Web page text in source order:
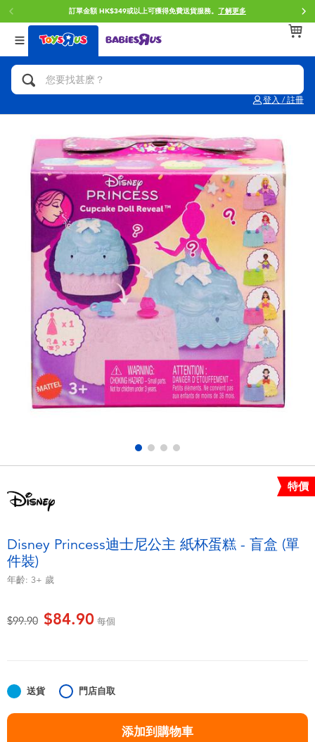
訂單金額 HK$349或以上可獲得免費送貨服務。 了解更多
登入 / 註冊
返回
分類目錄
人氣英雄,角色扮演,射擊玩具
拼砌組合及樂高LEGO
玩具車,貨車,火車及遙控系列
手工藝,文具,蠟筆,泥膠,畫板
娃娃, 芭比,收藏公仔
電子玩具
遊戲及拼圖系列
益智學習玩具
任天堂 Switch
返回
品牌
Brunch Brother 早午餐兄弟
Spider-Man蜘蛛俠
Mini Brands
Play-Doh培樂多
Pokemon寶可夢
playpop
LEGO樂高
LeapFrog跳跳蛙
返回
年齢
0~2歳
5~7歳
8~11歳
12~14歳
14歳以上
特價
Disney Princess迪士尼公主 紙杯蛋糕 - 盲盒 (單
件裝)
年齡: 3+ 歲
價格從
$99.90至$84.90 每個
送貨 門店自取
添加到購物車